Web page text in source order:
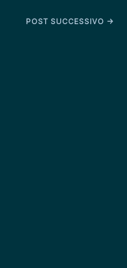
POST SUCCESSIVO →